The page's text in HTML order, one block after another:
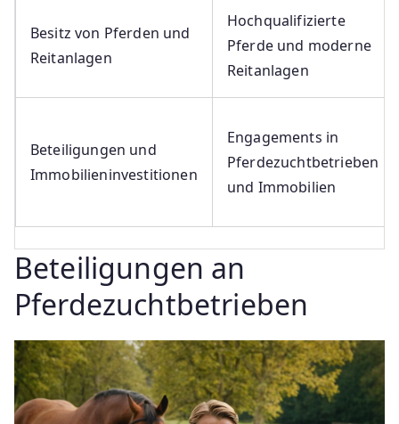
Besitz von Pferden und
Reitanlagen
Hochqualifizierte
Pferde und moderne
Reitanlagen
Beteiligungen und
Immobilieninvestitionen
Engagements in
Pferdezuchtbetrieben
und Immobilien
Beteiligungen an
Pferdezuchtbetrieben